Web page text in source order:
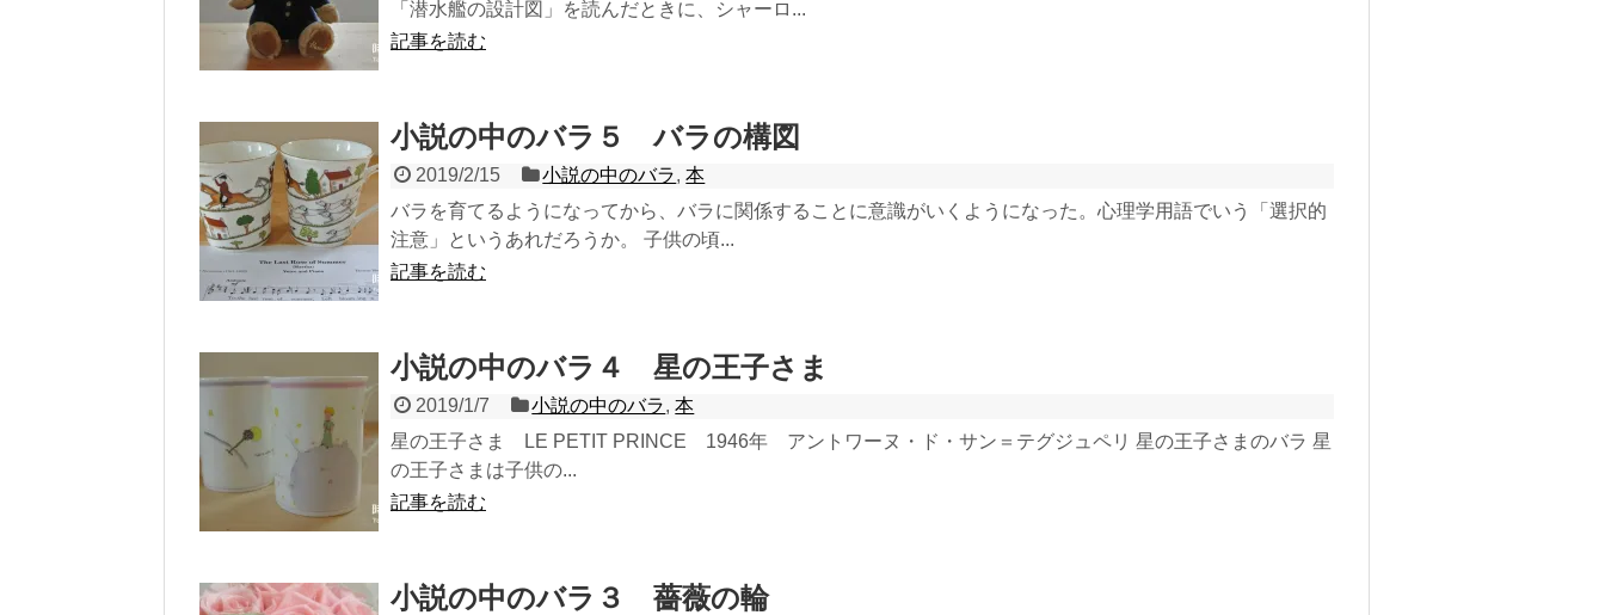
「潜水艦の設計図」を読んだときに、シャーロ...
記事を読む
小説の中のバラ５ バラの構図
2019/2/15 小説の中のバラ,本
バラを育てるようになってから、バラに関係することに意識がいくようになった。心理学用語でいう「選択的
注意」というあれだろうか。 子供の頃...
記事を読む
小説の中のバラ４ 星の王子さま
2019/1/7 小説の中のバラ,本
星の王子さま LE PETIT PRINCE 1946年 アントワーヌ・ド・サン＝テグジュペリ 星の王子さまのバラ 星
の王子さまは子供の...
記事を読む
小説の中のバラ３ 薔薇の輪